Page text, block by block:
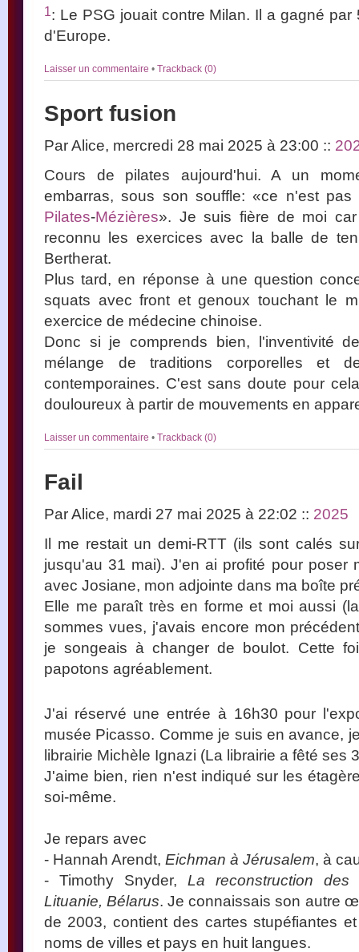
1: Le PSG jouait contre Milan. Il a gagné
d'Europe.
Laisser un commentaire • Trackback (0)
Sport fusion
Par Alice, mercredi 28 mai 2025 à 23:00 ::
Cours de pilates aujourd'hui. A un
embarras, sous son souffle: «ce n'est
Pilates-Mézières». Je suis fière de moi
reconnu les exercices avec la balle de
Bertherat.
Plus tard, en réponse à une question
squats avec front et genoux touchant le
exercice de médecine chinoise.
Donc si je comprends bien, l'inventivité
mélange de traditions corporelles et
contemporaines. C'est sans doute pour
douloureux à partir de mouvements en
Laisser un commentaire • Trackback (0)
Fail
Par Alice, mardi 27 mai 2025 à 22:02 :: 2025
Il me restait un demi-RTT (ils sont calés
jusqu'au 31 mai). J'en ai profité pour poser
avec Josiane, mon adjointe dans ma boîte
Elle me paraît très en forme et moi aussi
sommes vues, j'avais encore mon
je songeais à changer de boulot. Cette
papotons agréablement.
J'ai réservé une entrée à 16h30 pour
musée Picasso. Comme je suis en avance,
librairie Michèle Ignazi (La librairie a fêté ses
J'aime bien, rien n'est indiqué sur les
soi-même.
Je repars avec
- Hannah Arendt, Eichman à Jérusalem, à
- Timothy Snyder, La reconstruction
Lituanie, Bélarus. Je connaissais son autre
de 2003, contient des cartes stupéfiantes
noms de villes et pays en huit langues.